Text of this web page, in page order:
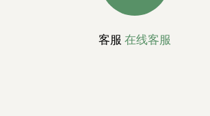
客服 在线客服